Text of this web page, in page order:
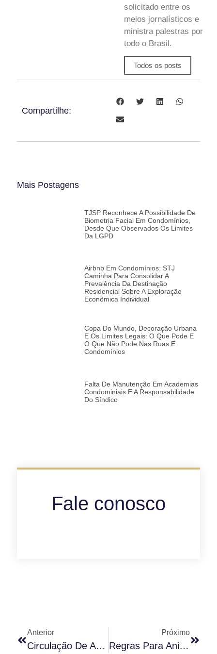
solicitado entre os
meios jornalísticos e
ministra palestras por
todo o Brasil.
Todos os posts
Compartilhe:
Mais Postagens
TJSP Reconhece A Possibilidade De
Biometria Facial Em Condomínios,
Desde Que Observados Os Limites
Da LGPD
Airbnb Em Condomínios: STJ
Caminha Para Consolidar A
Prevalência Da Destinação
Residencial Sobre A Exploração
Econômica Individual
Copa Do Mundo, Decoração Urbana
E Os Limites Legais: O Que Pode E
O Que Não Pode Nas Ruas E
Condomínios
Falta De Manutenção Em Academias
Condominiais E A Responsabilidade
Do Síndico
Fale conosco
Anterior
Circulação De Animais No Condomínio
Próximo
Regras Para Animais Em Condomínio